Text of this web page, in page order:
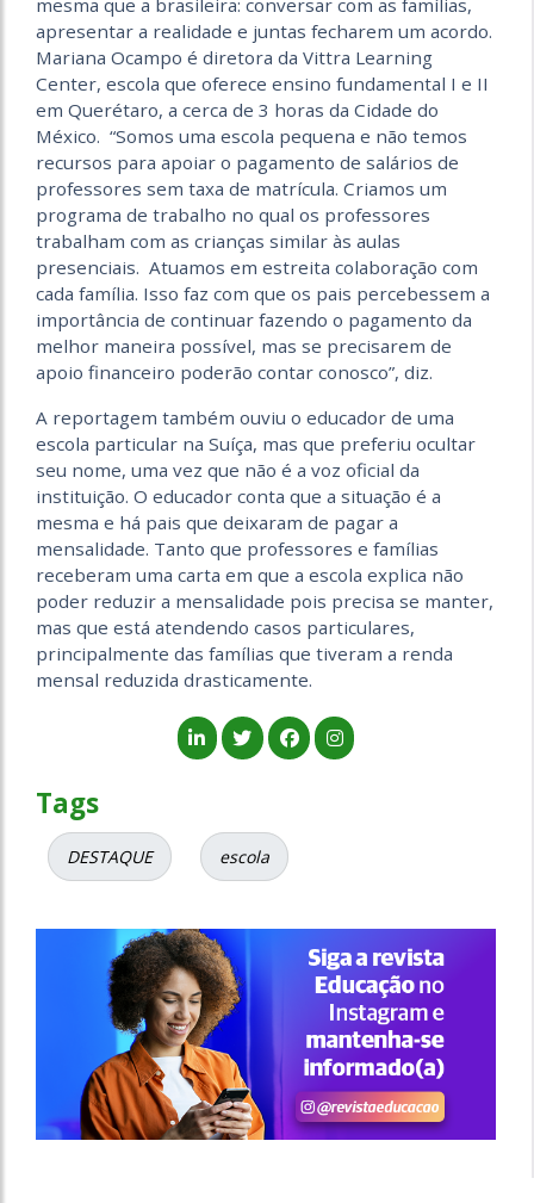
mesma que a brasileira: conversar com as famílias,
apresentar a realidade e juntas fecharem um acordo.
Mariana Ocampo é diretora da Vittra Learning
Center, escola que oferece ensino fundamental I e II
em Querétaro, a cerca de 3 horas da Cidade do
México. “Somos uma escola pequena e não temos
recursos para apoiar o pagamento de salários de
professores sem taxa de matrícula. Criamos um
programa de trabalho no qual os professores
trabalham com as crianças similar às aulas
presenciais. Atuamos em estreita colaboração com
cada família. Isso faz com que os pais percebessem a
importância de continuar fazendo o pagamento da
melhor maneira possível, mas se precisarem de
apoio financeiro poderão contar conosco”, diz.
A reportagem também ouviu o educador de uma
escola particular na Suíça, mas que preferiu ocultar
seu nome, uma vez que não é a voz oficial da
instituição. O educador conta que a situação é a
mesma e há pais que deixaram de pagar a
mensalidade. Tanto que professores e famílias
receberam uma carta em que a escola explica não
poder reduzir a mensalidade pois precisa se manter,
mas que está atendendo casos particulares,
principalmente das famílias que tiveram a renda
mensal reduzida drasticamente.
Tags
DESTAQUE escola